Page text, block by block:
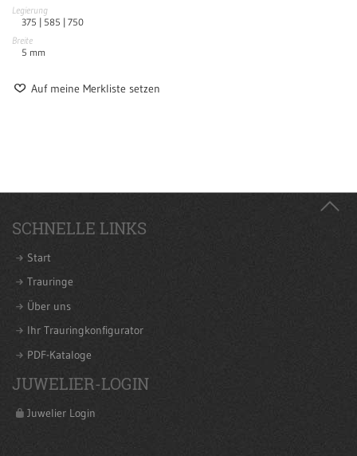
Legierung
375 | 585 | 750
Breite
5 mm
Auf meine Merkliste setzen
SCHNELLE LINKS
Start
Trauringe
Über uns
Ihr Trauringkonfigurator
PDF-Kataloge
JUWELIER-LOGIN
Juwelier Login